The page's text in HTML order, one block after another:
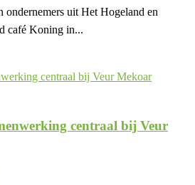
ondernemers uit Het Hogeland en
café Koning in...
centraal bij Veur